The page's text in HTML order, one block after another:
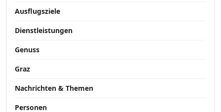
Ausflugsziele
Dienstleistungen
Genuss
Graz
Nachrichten & Themen
Personen